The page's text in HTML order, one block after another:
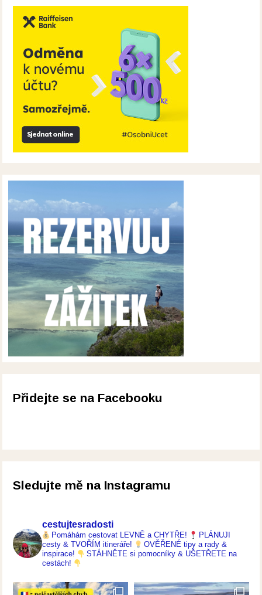
Přidejte se na Facebooku
Sledujte mě na Instagramu
cestujtesradosti
Pomáhám cestovat LEVNĚ a CHYTŘE!
PLÁNUJI
cesty & TVOŘÍM itineráře!
OVĚŘENÉ tipy a rady &
inspirace!
STÁHNĚTE si pomocníky & UŠETŘETE na
cestách!